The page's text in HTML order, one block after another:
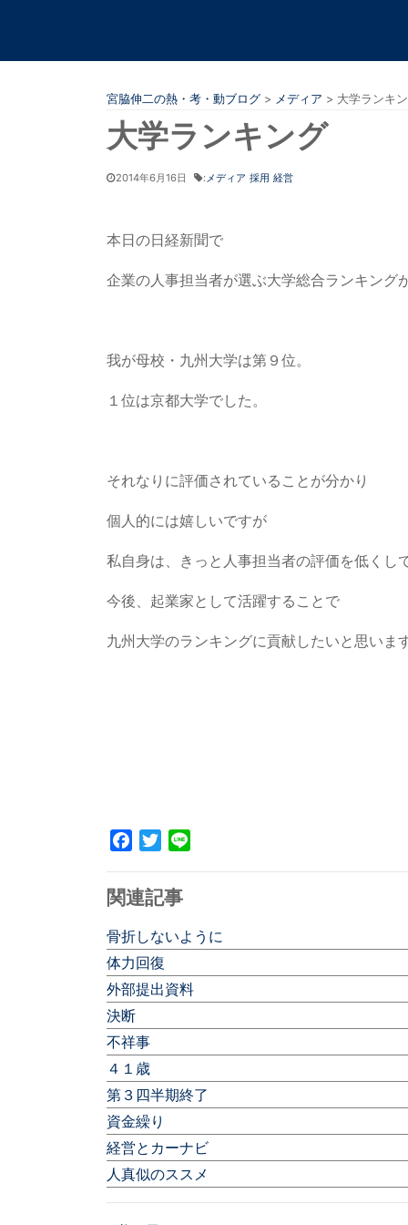
宮脇伸二の熱・考・動ブログ > メディア > 大学ランキ
大学ランキング
2014年6月16日 :メディア 採用 経営
本日の日経新聞で
企業の人事担当者が選ぶ大学総合ランキング
我が母校・九州大学は第９位。
１位は京都大学でした。
それなりに評価されていることが分かり
個人的には嬉しいですが
私自身は、きっと人事担当者の評価を低くし
今後、起業家として活躍することで
九州大学のランキングに貢献したいと思います
Facebook
Twitter
関連記事
骨折しないように
体力回復
外部提出資料
決断
不祥事
４１歳
第３四半期終了
資金繰り
経営とカーナビ
人真似のススメ